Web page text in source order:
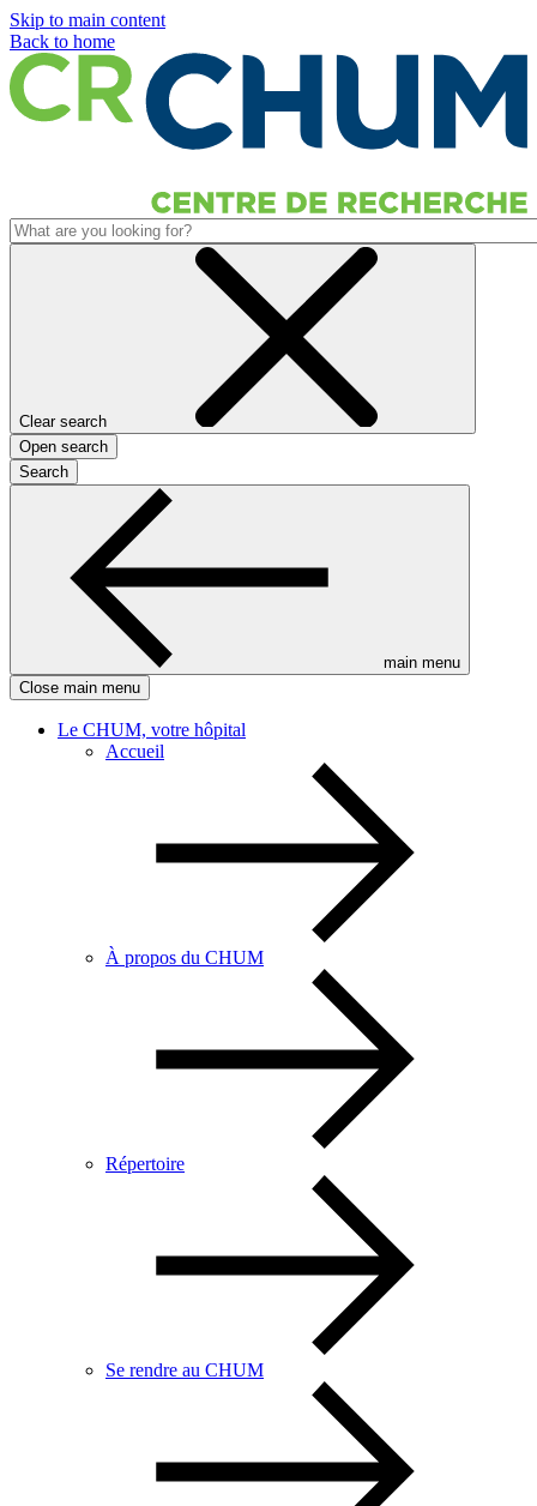
Skip to main content
Back to home
Clear search
Open search
Search
main menu
Close main menu
Le CHUM, votre hôpital
Accueil
À propos du CHUM
Répertoire
Se rendre au CHUM